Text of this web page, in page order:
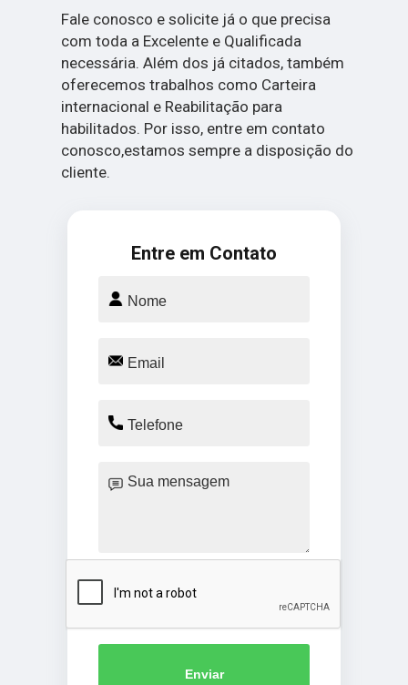
Fale conosco e solicite já o que precisa
com toda a Excelente e Qualificada
necessária. Além dos já citados, também
oferecemos trabalhos como Carteira
internacional e Reabilitação para
habilitados. Por isso, entre em contato
conosco,estamos sempre a disposição do
cliente.
Entre em Contato
Enviar